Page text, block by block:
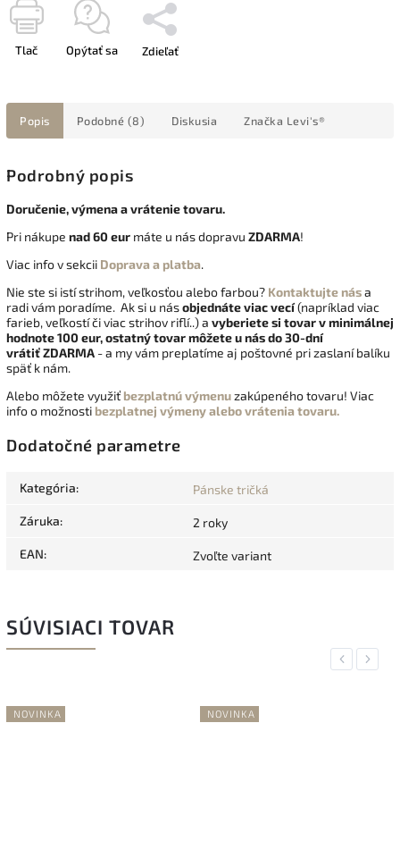
Tlač Opýtať sa Zdieľať
Popis Podobné (8) Diskusia Značka Levi's®
Podrobný popis
Doručenie, výmena a vrátenie tovaru.
Pri nákupe nad 60 eur máte u nás dopravu ZDARMA!
Viac info v sekcii Doprava a platba.
Nie ste si istí strihom, veľkosťou alebo farbou? Kontaktujte nása
radi vám poradíme. Ak si u násobjednáte viac vecí(napríklad viac
farieb, veľkostí či viac strihov riflí..) a vyberiete si tovar v minimálnej
hodnote 100 eur, ostatný tovar môžete u nás do 30-dní
vrátiťZDARMA - a my vám preplatíme aj poštovné pri zaslaní balíku
späť k nám.
Alebo môžete využiť bezplatnú výmenuzakúpeného tovaru! Viac
info o možnosti bezplatnej výmeny alebo vrátenia tovaru.
Dodatočné parametre
Kategória: Pánske tričká
Záruka: 2 roky
EAN: Zvoľte variant
SÚVISIACI TOVAR
Previous
NOVINKA NOVINKA
Next